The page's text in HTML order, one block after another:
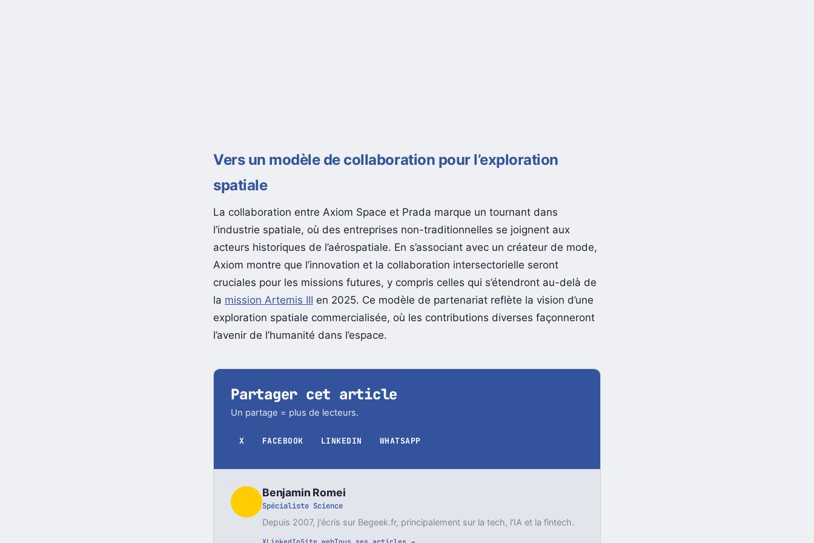
Vers un modèle de collaboration pour l’exploration
spatiale
La collaboration entre Axiom Space et Prada marque un tournant dans
l’industrie spatiale, où des entreprises non-traditionnelles se joignent aux
acteurs historiques de l’aérospatiale. En s’associant avec un créateur de mode,
Axiom montre que l’innovation et la collaboration intersectorielle seront
cruciales pour les missions futures, y compris celles qui s’étendront au-delà de
lamission Artemis IIIen 2025. Ce modèle de partenariat reflète la vision d’une
exploration spatiale commercialisée, où les contributions diverses façonneront
Partager cet article
Un partage = plus de lecteurs.
Benjamin Romei
Spécialiste Science